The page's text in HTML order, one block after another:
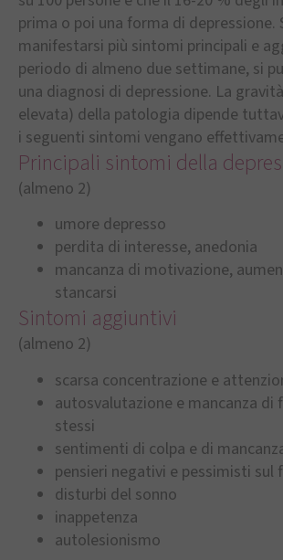
prima o poi una forma di depressione.
manifestarsi più sintomi principali e
periodo di almeno due settimane, si
una diagnosi di depressione. La
elevata) della patologia dipende
i seguenti sintomi vengano
Principali sintomi della
(almeno 2)
umore depresso
perdita di interesse, anedonia
mancanza di motivazione,
stancarsi
Sintomi aggiuntivi
(almeno 2)
scarsa concentrazione e
autosvalutazione e mancanza di
stessi
sentimenti di colpa e di
pensieri negativi e pessimisti sul
disturbi del sonno
inappetenza
autolesionismo